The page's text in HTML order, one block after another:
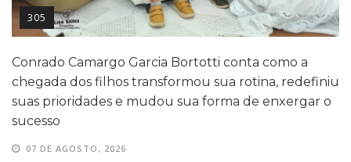
305
Conrado Camargo Garcia Bortotti conta como a
chegada dos filhos transformou sua rotina, redefiniu
suas prioridades e mudou sua forma de enxergar o
sucesso
07 DE AGOSTO, 2026